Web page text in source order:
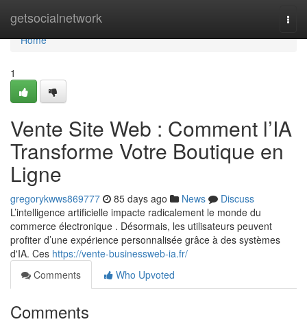
getsocialnetwork
Home
Home
1
Vente Site Web : Comment l’IA
Transforme Votre Boutique en
Ligne
gregorykwws869777 85 days ago News
Discuss
L’intelligence artificielle impacte radicalement le monde du
commerce électronique . Désormais, les utilisateurs peuvent
profiter d’une expérience personnalisée grâce à des systèmes
d'IA. Ces https://vente-businessweb-ia.fr/
Comments
Who Upvoted
Comments